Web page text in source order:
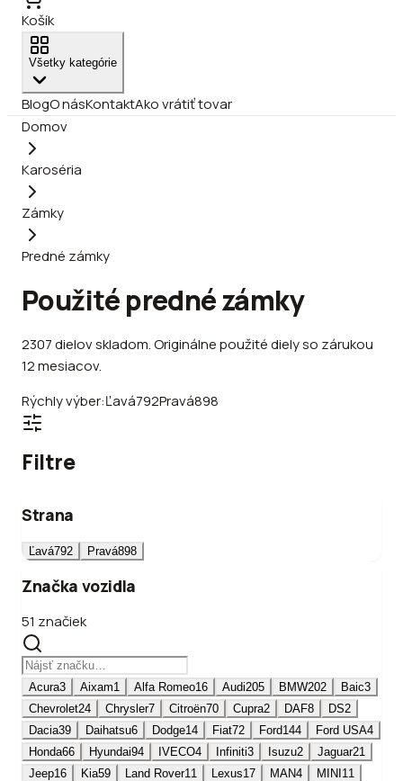
Košík
Všetky kategórie
BlogO násKontaktAko vrátiť tovar
Domov
Karoséria
Zámky
Predné zámky
Použité predné zámky
2307dielovskladom.Originálne použité diely so zárukou
12 mesiacov.
Rýchly výber:Ľavá792Pravá898
Filtre
Strana
Ľavá792 Pravá898
Značka vozidla
51 značiek
Acura3 Aixam1 Alfa Romeo16 Audi205 BMW202 Baic3
Chevrolet24 Chrysler7 Citroën70 Cupra2 DAF8 DS2
Dacia39 Daihatsu6 Dodge14 Fiat72 Ford144 Ford USA4
Honda66 Hyundai94 IVECO4 Infiniti3 Isuzu2 Jaguar21
Jeep16 Kia59 Land Rover11 Lexus17 MAN4 MINI11